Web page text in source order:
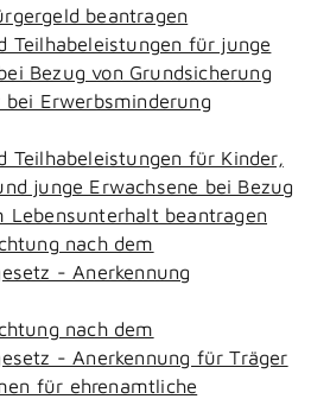
beantragen
Teilhabeleistungen für junge
Bezug von Grundsicherung
Erwerbsminderung
Teilhabeleistungen für Kinder,
junge Erwachsene bei Bezug
Lebensunterhalt beantragen
nach dem
- Anerkennung
nach dem
- Anerkennung für Träger
für ehrenamtliche